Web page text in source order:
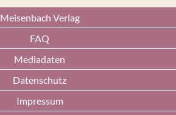
Meisenbach Verlag
FAQ
Mediadaten
Datenschutz
Impressum